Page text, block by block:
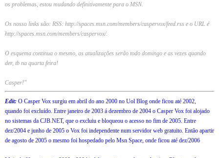
os problemas, estou mudando definitivamente para o MSN.
Os nosso links são: RSS: http://spaces.msn.com/members/caspervox/feed.rss e o URL é
http://spaces.msn.com/members/caspervox/.
O esquema continua o mesmo, as atualizações serão todo domingo e as vezes quando
der, tb na quarta feira!
Casper!"
Edit: O Casper Vox surgiu em abril do ano 2000 no Uol Blog onde ficou até 2002,
quando foi excluído. Entre janeiro de 2003 á dezembro de 2004 o Casper Vox foi alojado
no sistemas da CJB.NET, que o excluiu e bloqueou o acesso no fim de 2005. Entre
dez/2004 e junho de 2005 o Vox foi independente num servidor web gratuito. Então apartir
de agosto de 2005 o mesmo foi hospedado pelo Msn Space, onde ficou até dez/2006